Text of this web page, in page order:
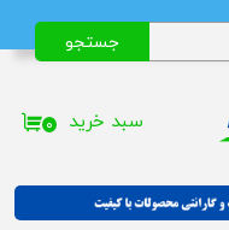
جستجو
۰ سبد خرید